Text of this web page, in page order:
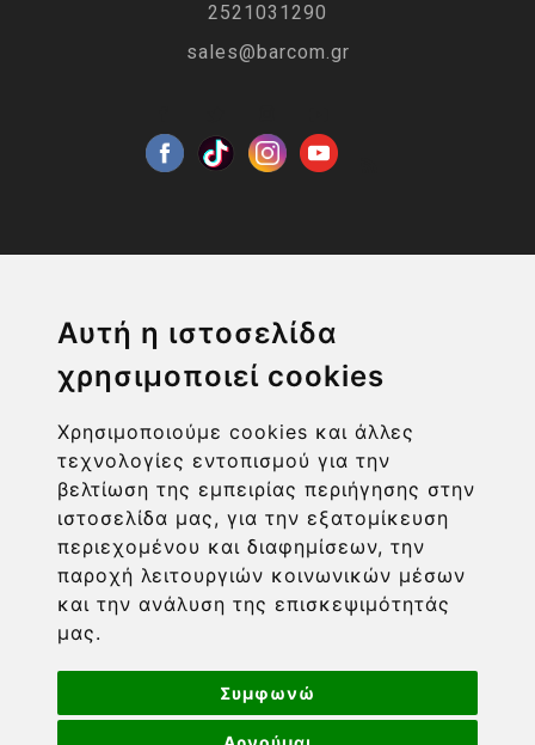
Αυτή η ιστοσελίδα
χρησιμοποιεί cookies
Χρησιμοποιούμε cookies και άλλες
τεχνολογίες εντοπισμού για την
βελτίωση της εμπειρίας περιήγησης στην
ιστοσελίδα μας, για την εξατομίκευση
περιεχομένου και διαφημίσεων, την
παροχή λειτουργιών κοινωνικών μέσων
και την ανάλυση της επισκεψιμότητάς
μας.
Συμφωνώ
2521031290
sales@barcom.gr
ΧΡΗΣΙΜΑ LINKS
ΠΛΗΡΟΦΟΡΙΕΣ ΧΡΗΣΤΗ